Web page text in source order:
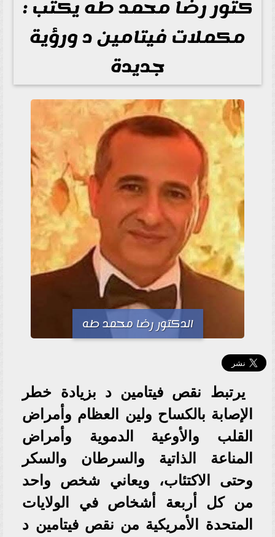
كتور رضا محمد طه يكتب :
مكملات فيتامين د ورؤية
جديدة
الدكتور رضا محمد طه
يرتبط نقص فيتامين د بزيادة خطر
الإصابة بالكساح ولين العظام وأمراض
القلب والأوعية الدموية وأمراض
المناعة الذاتية والسرطان والسكر
وحتى الاكتئاب، ويعاني شخص واحد
من كل أربعة أشخاص في الولايات
المتحدة الأمريكية من نقص فيتامين د